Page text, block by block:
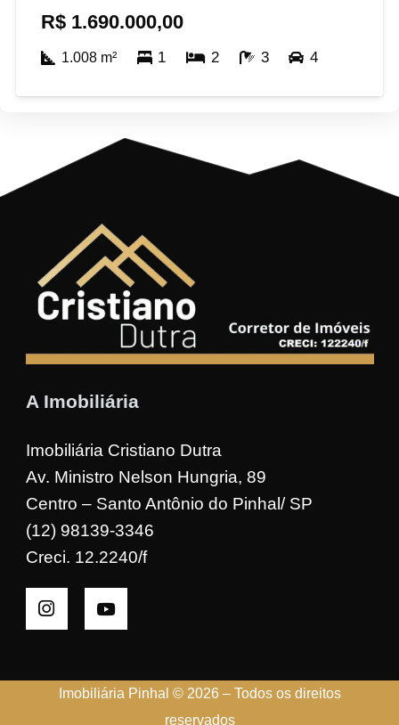
R$ 1.690.000,00
1.008m² 1 2 3 4
A Imobiliária
Imobiliária Cristiano Dutra
Av. Ministro Nelson Hungria, 89
Centro – Santo Antônio do Pinhal/ SP
(12) 98139-3346
Creci. 12.2240/f
Imobiliária Pinhal © 2026 – Todos os direitos
reservados